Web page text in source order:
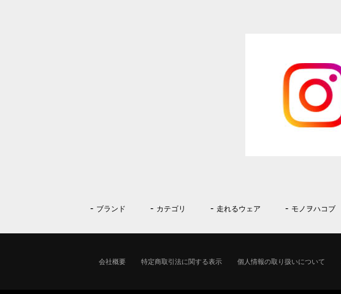
ブランド カテゴリ 走れるウェア モノヲハコブ
会社概要 特定商取引法に関する表示 個人情報の取り扱いについて